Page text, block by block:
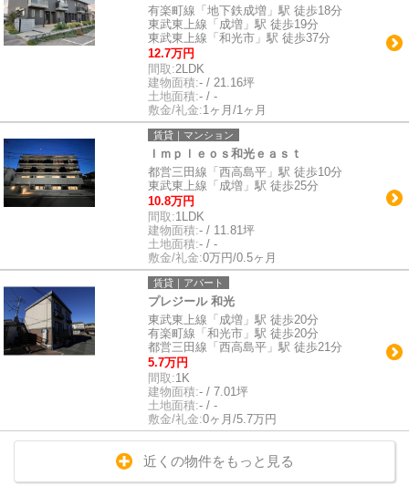
有楽町線「地下鉄成増」駅 徒歩18分
東武東上線「成増」駅 徒歩19分
東武東上線「和光市」駅 徒歩37分
12.7万円
間取:2LDK
建物面積:- / 21.16坪
土地面積:- / -
敷金/礼金:1ヶ月/1ヶ月
賃貸｜マンション
Ｉｍｐｌｅｏｓ和光ｅａｓｔ
都営三田線「西高島平」駅 徒歩10分
東武東上線「成増」駅 徒歩25分
10.8万円
間取:1LDK
建物面積:- / 11.81坪
土地面積:- / -
敷金/礼金:0万円/0.5ヶ月
賃貸｜アパート
プレジール 和光
東武東上線「成増」駅 徒歩20分
有楽町線「和光市」駅 徒歩20分
都営三田線「西高島平」駅 徒歩21分
5.7万円
間取:1K
建物面積:- / 7.01坪
土地面積:- / -
敷金/礼金:0ヶ月/5.7万円
近くの物件をもっと見る